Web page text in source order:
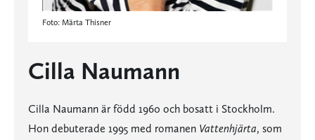
Foto: Märta Thisner
Cilla Naumann
Cilla Naumann är född 1960 och bosatt i Stockholm.
Hon debuterade 1995 med romanen Vattenhjärta, som